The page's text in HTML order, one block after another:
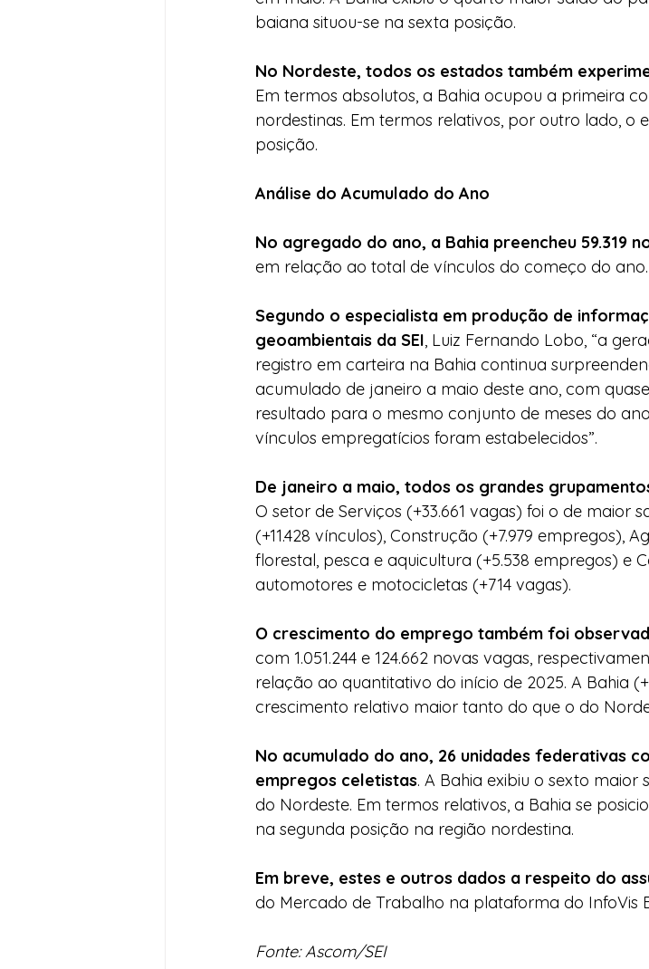
baiana situou-se na sexta posição.
No Nordeste, todos os estados também
Em termos absolutos, a Bahia ocupou a primeira
nordestinas. Em termos relativos, por outro lado, o
posição.
Análise do Acumulado do Ano
No agregado do ano, a Bahia preencheu 59.319
em relação ao total de vínculos do começo do ano.
Segundo o especialista em produção de
geoambientais da SEI, Luiz Fernando Lobo, “a
registro em carteira na Bahia continua
acumulado de janeiro a maio deste ano, com
resultado para o mesmo conjunto de meses do
vínculos empregatícios foram estabelecidos”.
De janeiro a maio, todos os grandes
O setor de Serviços (+33.661 vagas) foi o de maior
(+11.428 vínculos), Construção (+7.979 empregos),
florestal, pesca e aquicultura (+5.538 empregos) e
automotores e motocicletas (+714 vagas).
O crescimento do emprego também foi
com 1.051.244 e 124.662 novas vagas,
relação ao quantitativo do início de 2025. A Bahia
crescimento relativo maior tanto do que o do
No acumulado do ano, 26 unidades federativas
empregos celetistas. A Bahia exibiu o sexto
do Nordeste. Em termos relativos, a Bahia se
na segunda posição na região nordestina.
Em breve, estes e outros dados a respeito do
do Mercado de Trabalho na plataforma do InfoVis
Fonte: Ascom/SEI